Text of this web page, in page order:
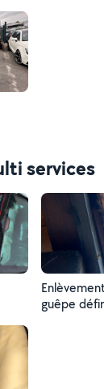
services
guêpe